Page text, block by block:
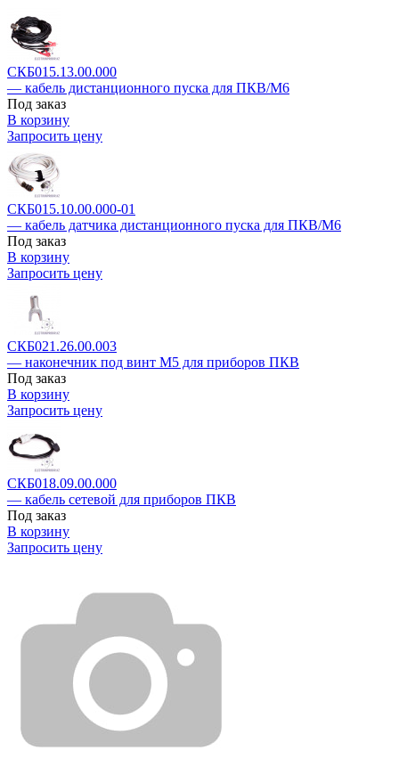
СКБ015.13.00.000
— кабель дистанционного пуска для ПКВ/М6
Под заказ
В корзину
Запросить цену
СКБ015.10.00.000-01
— кабель датчика дистанционного пуска для ПКВ/М6
Под заказ
В корзину
Запросить цену
СКБ021.26.00.003
— наконечник под винт М5 для приборов ПКВ
Под заказ
В корзину
Запросить цену
СКБ018.09.00.000
— кабель сетевой для приборов ПКВ
Под заказ
В корзину
Запросить цену